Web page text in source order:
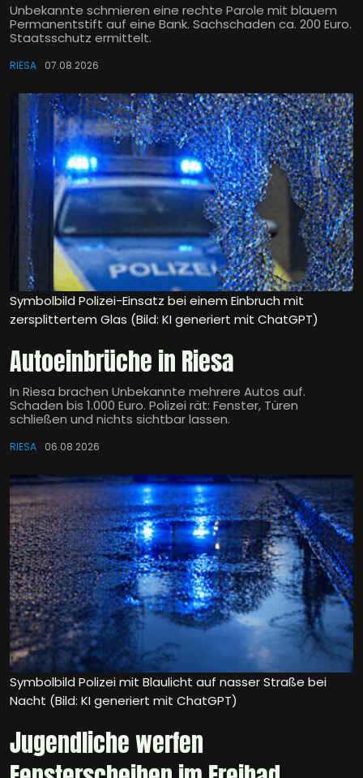
Unbekannte schmieren eine rechte Parole mit blauem
Permanentstift auf eine Bank. Sachschaden ca. 200 Euro.
Staatsschutz ermittelt.
RIESA 07.08.2026
Symbolbild Polizei-Einsatz bei einem Einbruch mit
zersplittertem Glas (Bild: KI generiert mit ChatGPT)
Autoeinbrüche in Riesa
In Riesa brachen Unbekannte mehrere Autos auf.
Schaden bis 1.000 Euro. Polizei rät: Fenster, Türen
schließen und nichts sichtbar lassen.
RIESA 06.08.2026
Symbolbild Polizei mit Blaulicht auf nasser Straße bei
Nacht (Bild: KI generiert mit ChatGPT)
Jugendliche werfen